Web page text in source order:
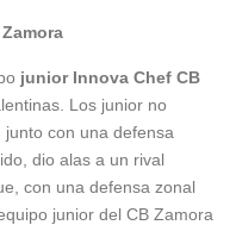
junior Innova Chef CB
Los junior no
con una defensa
dio alas a un rival
con una defensa zonal
junior del CB Zamora